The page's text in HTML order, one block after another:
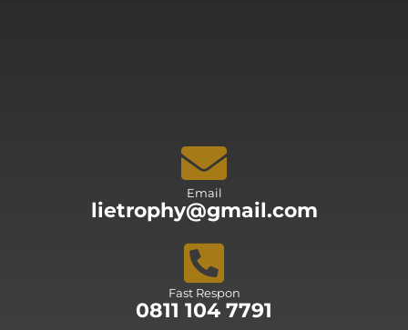
Email
lietrophy@gmail.com
Fast Respon
0811 104 7791